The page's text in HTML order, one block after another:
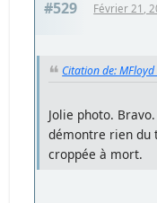
#529 Février 21,
Citation de:
Jolie photo.
démontre rien du
croppée à mort.